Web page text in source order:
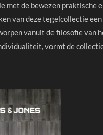
met de bewezen praktische
van deze tegelcollectie
vanuit de filosofie van
vormt de